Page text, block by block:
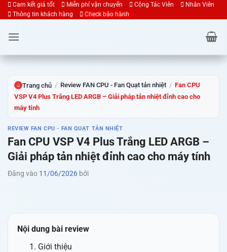
Bỏ
qua
nội
dung
Cam kết giá tốt Miễn phí vận chuyển Cộng Tác Viên
Nhân Viên
Thông tin khách hàng
Check bảo hành
⌂ Trang chủ / Review FAN CPU - Fan Quạt tản nhiệt / Fan CPU
VSP V4 Plus Trắng LED ARGB – Giải pháp tản nhiệt đỉnh cao cho
máy tính
REVIEW FAN CPU - FAN QUẠT TẢN NHIỆT
Fan CPU VSP V4 Plus Trắng LED ARGB –
Giải pháp tản nhiệt đỉnh cao cho máy tính
Đăng vào 11/06/2026 bởi
Nội dung bài review
Giới thiệu